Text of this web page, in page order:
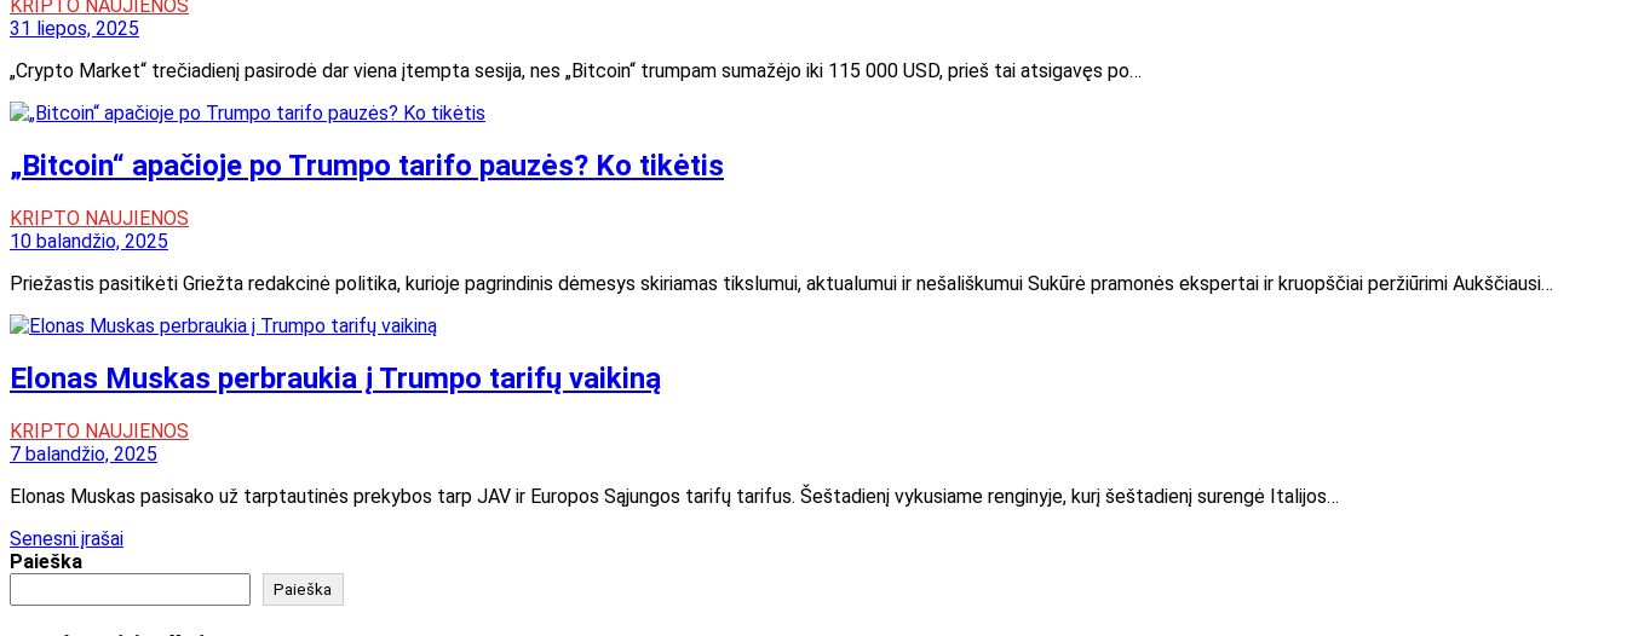
KRIPTO NAUJIENOS
31 liepos, 2025
„Crypto Market“ trečiadienį pasirodė dar viena įtempta sesija, nes „Bitcoin“ trumpam sumažėjo iki 115 000 USD, prieš tai atsigavęs po…
„Bitcoin“ apačioje po Trumpo tarifo pauzės? Ko tikėtis
KRIPTO NAUJIENOS
10 balandžio, 2025
Priežastis pasitikėti Griežta redakcinė politika, kurioje pagrindinis dėmesys skiriamas tikslumui, aktualumui ir nešališkumui Sukūrė pramonės ekspertai ir kruopščiai peržiūrimi Aukščiausi…
Elonas Muskas perbraukia į Trumpo tarifų vaikiną
KRIPTO NAUJIENOS
7 balandžio, 2025
Elonas Muskas pasisako už tarptautinės prekybos tarp JAV ir Europos Sąjungos tarifų tarifus. Šeštadienį vykusiame renginyje, kurį šeštadienį surengė Italijos…
Navigacija
tarp
įrašų
Senesni įrašai
Paieška
Paieška